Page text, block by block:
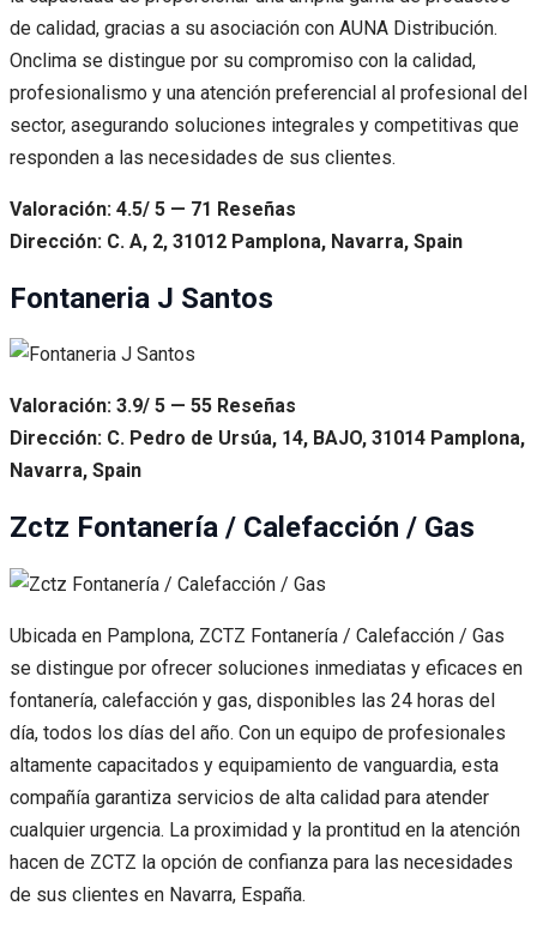
de calidad, gracias a su asociación con AUNA Distribución.
Onclima se distingue por su compromiso con la calidad,
profesionalismo y una atención preferencial al profesional del
sector, asegurando soluciones integrales y competitivas que
responden a las necesidades de sus clientes.
Valoración: 4.5/ 5 — 71 Reseñas
Dirección: C. A, 2, 31012 Pamplona, Navarra, Spain
Fontaneria J Santos
Valoración: 3.9/ 5 — 55 Reseñas
Dirección: C. Pedro de Ursúa, 14, BAJO, 31014 Pamplona,
Navarra, Spain
Zctz Fontanería / Calefacción / Gas
Ubicada en Pamplona, ZCTZ Fontanería / Calefacción / Gas
se distingue por ofrecer soluciones inmediatas y eficaces en
fontanería, calefacción y gas, disponibles las 24 horas del
día, todos los días del año. Con un equipo de profesionales
altamente capacitados y equipamiento de vanguardia, esta
compañía garantiza servicios de alta calidad para atender
cualquier urgencia. La proximidad y la prontitud en la atención
hacen de ZCTZ la opción de confianza para las necesidades
de sus clientes en Navarra, España.